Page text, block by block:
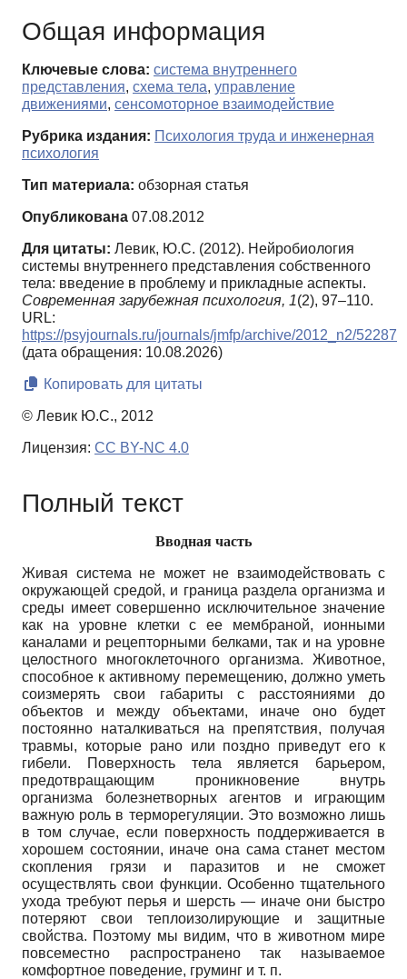
Общая информация
Ключевые слова: система внутреннего
представления, схема тела, управление
движениями, сенсомоторное взаимодействие
Рубрика издания: Психология труда и инженерная
психология
Тип материала: обзорная статья
Опубликована 07.08.2012
Для цитаты: Левик, Ю.С. (2012). Нейробиология
системы внутреннего представления собственного
тела: введение в проблему и прикладные аспекты.
Современная зарубежная психология, 1(2), 97–110.
URL:
https://psyjournals.ru/journals/jmfp/archive/2012_n2/52287
(дата обращения: 10.08.2026)
Копировать для цитаты
© Левик Ю.С., 2012
Лицензия: CC BY-NC 4.0
Полный текст
Вводная часть
Живая система не может не взаимодействовать с
окружающей средой, и граница раздела организма и
среды имеет совершенно исключительное значение
как на уровне клетки с ее мембраной, ионными
каналами и рецепторными белками, так и на уровне
целостного многоклеточного организма. Животное,
способное к активному перемещению, должно уметь
соизмерять свои габариты с расстояниями до
объектов и между объектами, иначе оно будет
постоянно наталкиваться на препятствия, получая
травмы, которые рано или поздно приведут его к
гибели. Поверхность тела является барьером,
предотвращающим проникновение внутрь
организма болезнетворных агентов и играющим
важную роль в терморегуляции. Это возможно лишь
в том случае, если поверхность поддерживается в
хорошем состоянии, иначе она сама станет местом
скопления грязи и паразитов и не сможет
осуществлять свои функции. Особенно тщательного
ухода требуют перья и шерсть — иначе они быстро
потеряют свои теплоизолирующие и защитные
свойства. Поэтому мы видим, что в животном мире
повсеместно распространено так называемое
комфортное поведение, груминг и т. п.